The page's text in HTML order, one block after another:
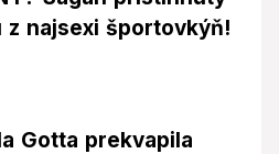
z najsexi športovkýň!
Gotta prekvapila